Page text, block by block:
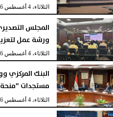
الثلاثاء، 4 أغسطس 2026
المجلس
ورشة عمل
الثلاثاء، 4 أغسطس 2026
البنك المركزي
مستجدات
الثلاثاء، 4 أغسطس 2026